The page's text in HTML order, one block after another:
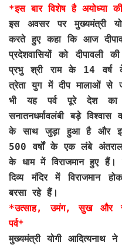
*इस बार विशेष है अयोध्या की
इस अवसर पर मुख्यमंत्री
करते हुए कहा कि आज
प्रदेशवासियों को दीपावली
प्रभु श्री राम के 14 वर्ष
त्रेता युग में दीप मालाओं से
भी यह पर्व पूरे देश
सनातनधर्मावलंबी बड़े
के साथ जुड़ा हुआ है और इस
500 वर्षों के एक लंबे
के धाम में विराजमान हुए
दिव्य मंदिर में विराजमान
बरसा रहे हैं।
*उत्साह, उमंग, सुख और
पर्व*
मुख्यमंत्री योगी